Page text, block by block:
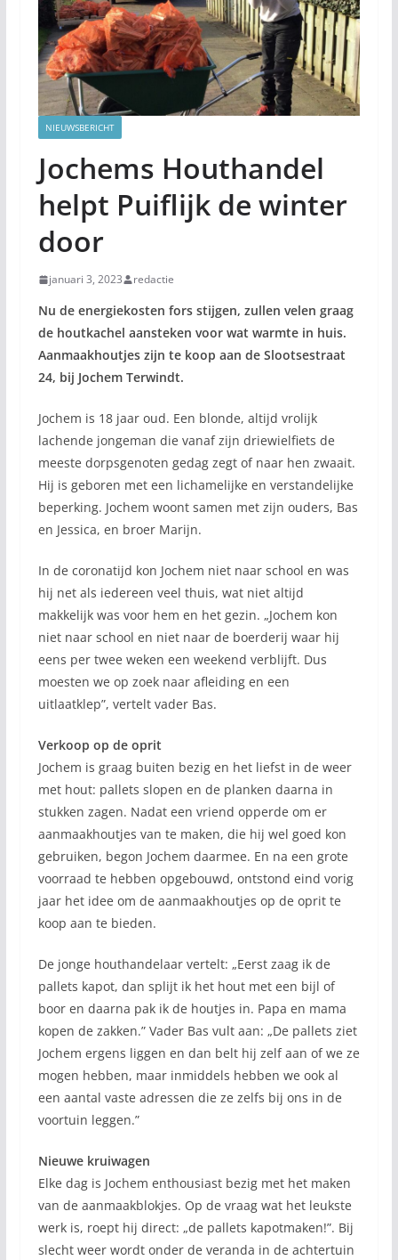
NIEUWSBERICHT
Jochems Houthandel
helpt Puiflijk de winter
door
januari 3, 2023 redactie
Nu de energiekosten fors stijgen, zullen velen graag
de houtkachel aansteken voor wat warmte in huis.
Aanmaakhoutjes zijn te koop aan de Slootsestraat
24, bij Jochem Terwindt.
Jochem is 18 jaar oud. Een blonde, altijd vrolijk
lachende jongeman die vanaf zijn driewielfiets de
meeste dorpsgenoten gedag zegt of naar hen zwaait.
Hij is geboren met een lichamelijke en verstandelijke
beperking. Jochem woont samen met zijn ouders, Bas
en Jessica, en broer Marijn.
In de coronatijd kon Jochem niet naar school en was
hij net als iedereen veel thuis, wat niet altijd
makkelijk was voor hem en het gezin. „Jochem kon
niet naar school en niet naar de boerderij waar hij
eens per twee weken een weekend verblijft. Dus
moesten we op zoek naar afleiding en een
uitlaatklep”, vertelt vader Bas.
Verkoop op de oprit
Jochem is graag buiten bezig en het liefst in de weer
met hout: pallets slopen en de planken daarna in
stukken zagen. Nadat een vriend opperde om er
aanmaakhoutjes van te maken, die hij wel goed kon
gebruiken, begon Jochem daarmee. En na een grote
voorraad te hebben opgebouwd, ontstond eind vorig
jaar het idee om de aanmaakhoutjes op de oprit te
koop aan te bieden.
De jonge houthandelaar vertelt: „Eerst zaag ik de
pallets kapot, dan splijt ik het hout met een bijl of
boor en daarna pak ik de houtjes in. Papa en mama
kopen de zakken.” Vader Bas vult aan: „De pallets ziet
Jochem ergens liggen en dan belt hij zelf aan of we ze
mogen hebben, maar inmiddels hebben we ook al
een aantal vaste adressen die ze zelfs bij ons in de
voortuin leggen.”
Nieuwe kruiwagen
Elke dag is Jochem enthousiast bezig met het maken
van de aanmaakblokjes. Op de vraag wat het leukste
werk is, roept hij direct: „de pallets kapotmaken!”. Bij
slecht weer wordt onder de veranda in de achtertuin